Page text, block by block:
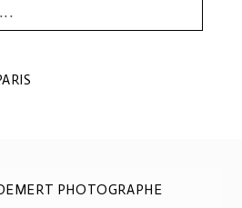
sont requis *
PHOTOGRAPHE